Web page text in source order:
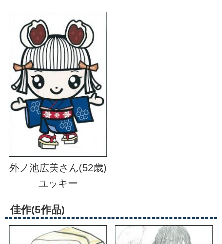
外ノ池広美さん(52歳)
ユッキー
佳作(5作品)